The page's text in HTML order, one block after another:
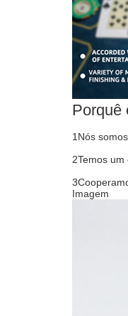
Porquê
1Nós
2Temos
Imagem